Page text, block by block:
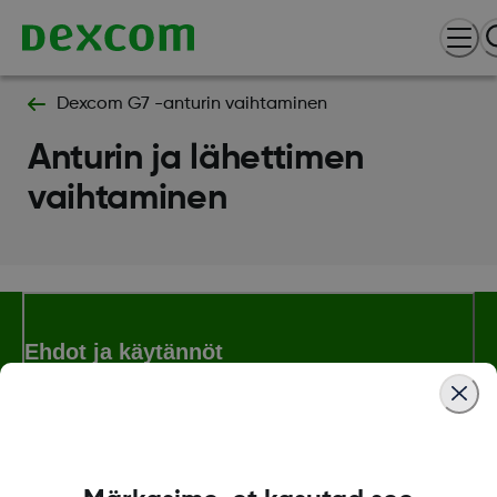
Dexcom G7 -anturin vaihtaminen
Anturin ja lähettimen
vaihtaminen
Ehdot ja käytännöt